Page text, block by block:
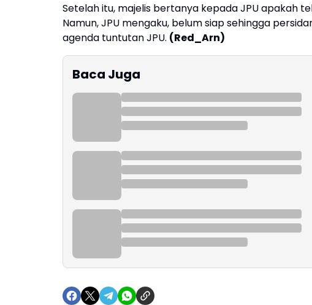
Setelah itu, majelis bertanya kepada JPU apakah
Namun, JPU mengaku, belum siap sehingga
agenda tuntutan JPU. (Red_Arn)
Baca Juga